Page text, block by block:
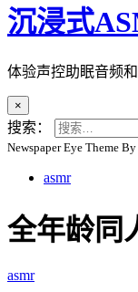
沉浸式
体验声控助眠音频
×
搜索：
Newspaper Eye Theme By
asmr
全年龄同
asmr